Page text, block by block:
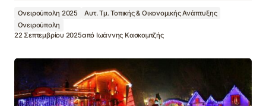
Ονειρούπολη 2025
Αυτ. Τμ. Τοπικής & Οικονομικής Ανάπτυξης
Ονειρούπολη
22 Σεπτεμβρίου 2025από Ιωάννης Κασκαμτζής